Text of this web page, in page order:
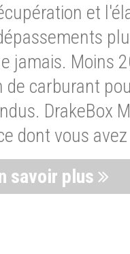
et
jamais. Moins
de carburant
DrakeBox
dont vous
savoir plus